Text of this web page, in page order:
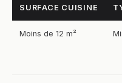
SURFACE CUISINE
Moins de 12 m²